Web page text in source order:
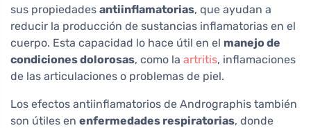
sus propiedades antiinflamatorias, que ayudan a
reducir la producción de sustancias inflamatorias en el
cuerpo. Esta capacidad lo hace útil en el manejo de
condiciones dolorosas, como la artritis, inflamaciones
de las articulaciones o problemas de piel.
Los efectos antiinflamatorios de Andrographis también
son útiles en enfermedades respiratorias, donde